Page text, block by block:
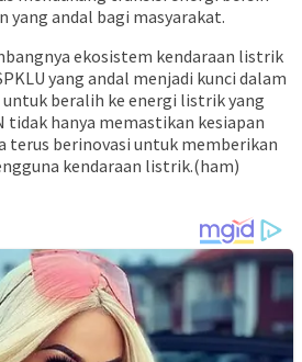
yang andal bagi masyarakat.
ekosistem kendaraan listrik
yang andal menjadi kunci dalam
beralih ke energi listrik yang
tidak hanya memastikan kesiapan
berinovasi untuk memberikan
kendaraan listrik.(ham)